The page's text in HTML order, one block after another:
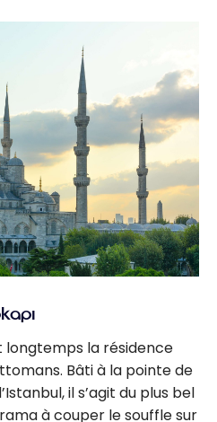
longtemps la résidence
Bâti à la pointe de
il s’agit du plus bel
à couper le souffle sur